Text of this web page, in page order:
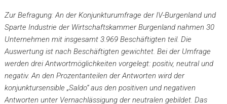
Zur Befragung: An der Konjunkturumfrage der IV-Burgenland und
Sparte Industrie der Wirtschaftskammer Burgenland nahmen 30
Unternehmen mit insgesamt 3.969 Beschäftigten teil. Die
Auswertung ist nach Beschäftigten gewichtet. Bei der Umfrage
werden drei Antwortmöglichkeiten vorgelegt: positiv, neutral und
negativ. An den Prozentanteilen der Antworten wird der
konjunktursensible „Saldo“ aus den positiven und negativen
Antworten unter Vernachlässigung der neutralen gebildet. Das